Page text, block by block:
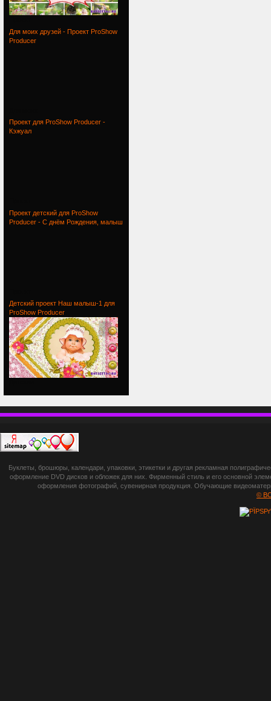
Для моих друзей - Проект ProShow
Producer
Проект для ProShow Producer -
Кэжуал
Проект детский для ProShow
Producer - С днём Рождения, малыш
Детский проект Наш малыш-1 для
ProShow Producer
botsetto.ru -
photoshop,
шрифты,
Буклеты, брошюры, календари, упаковки, этикетки и другая рекламная
оформление DVD дисков и обложек для них. Фирменный стиль и его основной
оформления фотографий, сувенирная продукция. Обучающие
©